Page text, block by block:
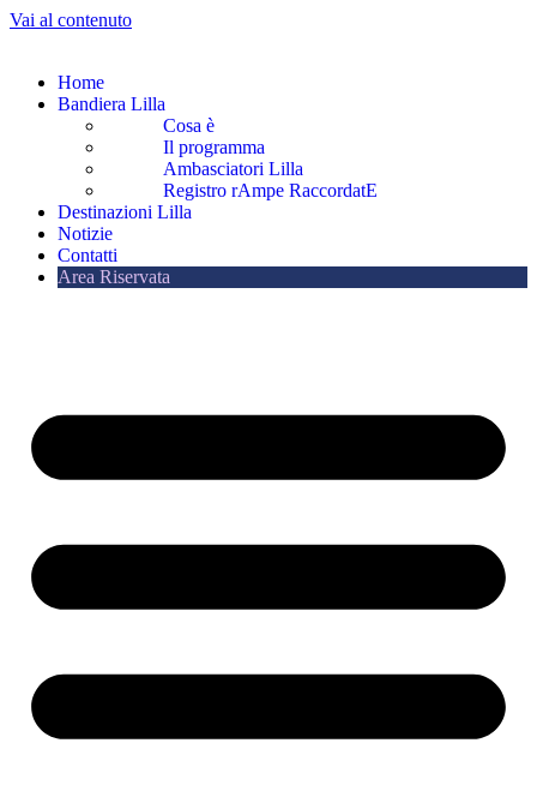
Vai al contenuto
Home
Bandiera Lilla
Cosa è
Il programma
Ambasciatori Lilla
Registro rAmpe RaccordatE
Destinazioni Lilla
Notizie
Contatti
Area Riservata